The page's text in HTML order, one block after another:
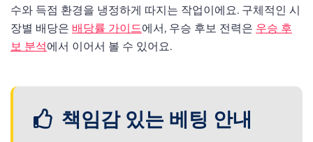
수와 득점 환경을 냉정하게 따지는 작업이에요. 구체적인 시
장별 배당은 배당률 가이드에서, 우승 후보 전력은 우승 후
보 분석에서 이어서 볼 수 있어요.
책임감 있는 베팅 안내